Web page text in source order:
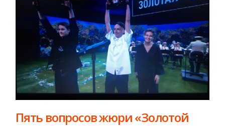
Пять вопросов жюри «Золотой